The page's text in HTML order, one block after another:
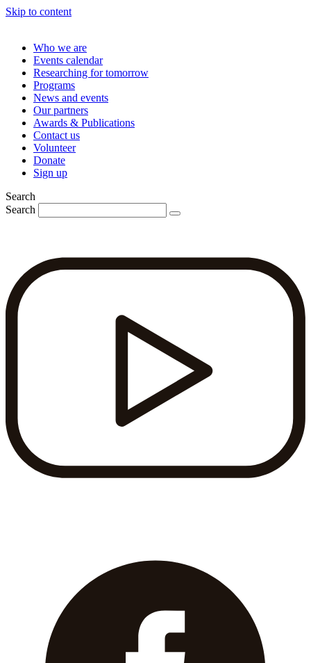
Skip to content
Who we are
Events calendar
Researching for tomorrow
Programs
News and events
Our partners
Awards & Publications
Contact us
Volunteer
Donate
Sign up
Search
Search